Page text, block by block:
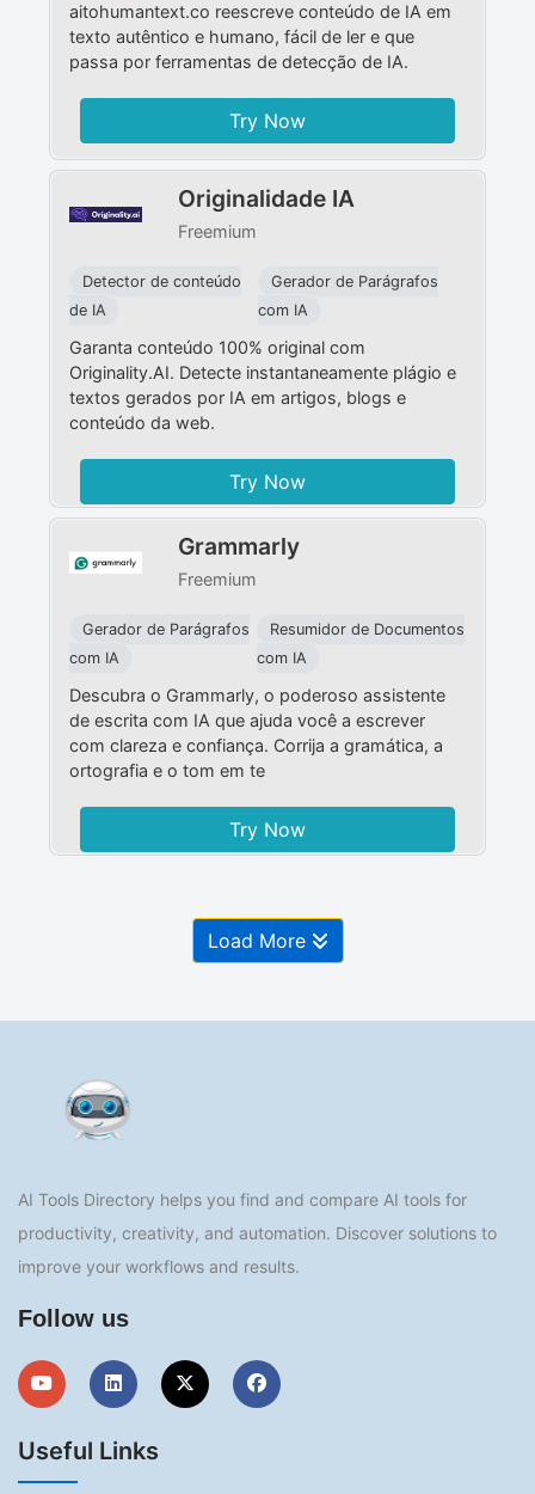
aitohumantext.co reescreve conteúdo de IA em
texto autêntico e humano, fácil de ler e que
passa por ferramentas de detecção de IA.
Try Now
Originalidade IA
Freemium
Detector de conteúdo
de IA
Gerador de Parágrafos
com IA
Garanta conteúdo 100% original com
Originality.AI. Detecte instantaneamente plágio e
textos gerados por IA em artigos, blogs e
conteúdo da web.
Try Now
Grammarly
Freemium
Gerador de Parágrafos
com IA
Resumidor de Documentos
com IA
Descubra o Grammarly, o poderoso assistente
de escrita com IA que ajuda você a escrever
com clareza e confiança. Corrija a gramática, a
ortografia e o tom em te
Try Now
Load More
AI Tools Directory helps you find and compare AI tools for
productivity, creativity, and automation. Discover solutions to
improve your workflows and results.
Follow us
Useful Links